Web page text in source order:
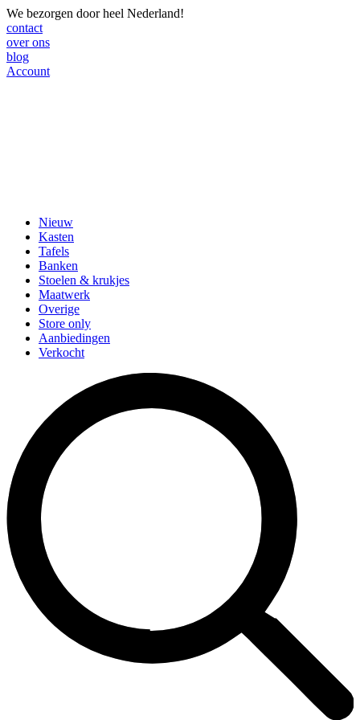
We bezorgen door heel Nederland!
contact
over ons
blog
Account
Nieuw
Kasten
Tafels
Banken
Stoelen & krukjes
Maatwerk
Overige
Store only
Aanbiedingen
Verkocht